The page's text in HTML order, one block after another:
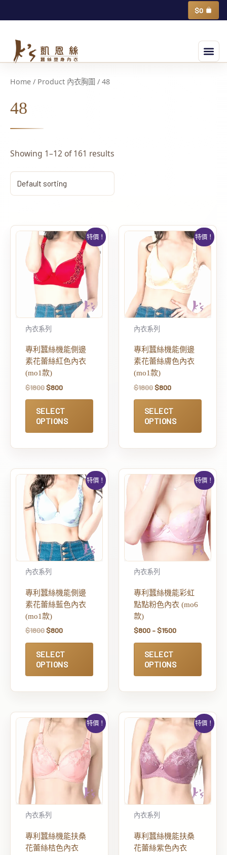
至
內
$0
物
籃
選
單
Home / Product 內衣胸圍 / 48
48
Showing 1–12 of 161 results
特價！
內衣系列
專利蠶絲機能側邊
素花蕾絲紅色內衣
(mo1款)
$1800 $800
SELECT
OPTIONS
特價！
內衣系列
專利蠶絲機能側邊
素花蕾絲膚色內衣
(mo1款)
$1800 $800
SELECT
OPTIONS
特價！
內衣系列
專利蠶絲機能側邊
素花蕾絲藍色內衣
(mo1款)
$1800 $800
SELECT
OPTIONS
特價！
內衣系列
專利蠶絲機能彩虹
點點粉色內衣 (mo6
款)
$800–$1500
SELECT
OPTIONS
特價！
內衣系列
專利蠶絲機能扶桑
花蕾絲桔色內衣
特價！
內衣系列
專利蠶絲機能扶桑
花蕾絲紫色內衣